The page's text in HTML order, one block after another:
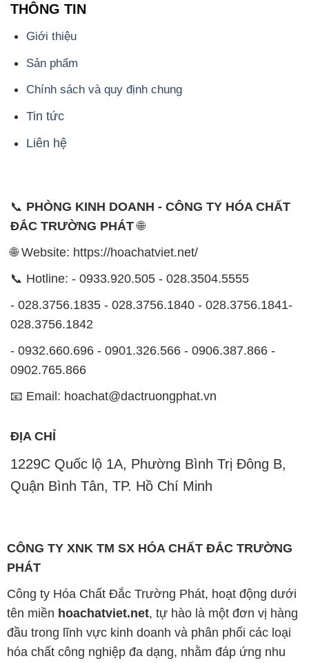
THÔNG TIN
Giới thiệu
Sản phẩm
Chính sách và quy định chung
Tin tức
Liên hệ
📞 PHÒNG KINH DOANH - CÔNG TY HÓA CHẤT
ĐẮC TRƯỜNG PHÁT🌐
🌐 Website: https://hoachatviet.net/
📞 Hotline: - 0933.920.505 - 028.3504.5555
- 028.3756.1835 - 028.3756.1840 - 028.3756.1841-
028.3756.1842
- 0932.660.696 - 0901.326.566 - 0906.387.866 -
0902.765.866
📧 Email: hoachat@dactruongphat.vn
ĐỊA CHỈ
1229C Quốc lộ 1A, Phường Bình Trị Đông B,
Quận Bình Tân, TP. Hồ Chí Minh
CÔNG TY XNK TM SX HÓA CHẤT ĐẮC TRƯỜNG
PHÁT
Công ty Hóa Chất Đắc Trường Phát, hoạt động dưới
tên miền hoachatviet.net, tự hào là một đơn vị hàng
đầu trong lĩnh vực kinh doanh và phân phối các loại
hóa chất công nghiệp đa dạng, nhằm đáp ứng nhu